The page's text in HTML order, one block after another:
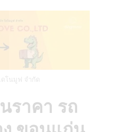
ดโนมูฟ จำกัด
ราคา รถ